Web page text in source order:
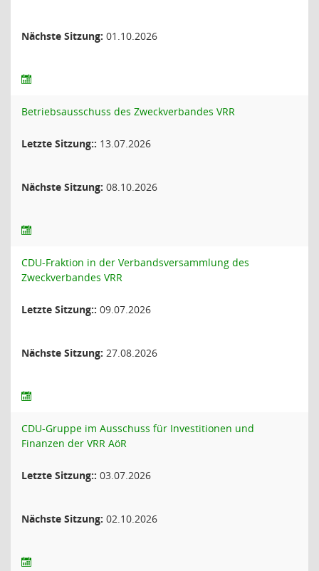
Nächste Sitzung: 01.10.2026
Betriebsausschuss des Zweckverbandes VRR
Letzte Sitzung:: 13.07.2026
Nächste Sitzung: 08.10.2026
CDU-Fraktion in der Verbandsversammlung des
Zweckverbandes VRR
Letzte Sitzung:: 09.07.2026
Nächste Sitzung: 27.08.2026
CDU-Gruppe im Ausschuss für Investitionen und
Finanzen der VRR AöR
Letzte Sitzung:: 03.07.2026
Nächste Sitzung: 02.10.2026